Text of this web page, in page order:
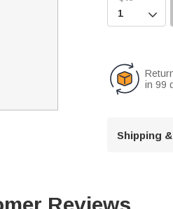

in 99
Shipping